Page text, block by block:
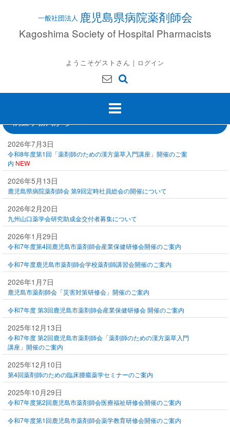
鹿児島県病院薬剤師会
Kagoshima Society of Hospital Pharmacists
ようこそゲストさん｜ ログイン
病薬事務局から
2026年7月3日
令和8年度第1回「薬剤師のための漢方薬草入門講座」開催のご案
内 NEW
2026年5月13日
鹿児島県病院薬剤師会 第9回定時社員総会の開催について
2026年2月20日
九州山口薬学会研究助成金交付者募集について
2026年1月29日
令和7年度第4回鹿児島市薬剤師会産業保健研修会開催のご案内
令和7年度鹿児島市薬剤師会学校薬剤師講習会開催のご案内
2026年1月7日
鹿児島市薬剤師会「災害対策研修会」開催のご案内
令和7年度 第3回鹿児島市薬剤師会産業保健研修会 開催のご案内
2025年12月13日
令和7年度 第2回鹿児島市薬剤師会「薬剤師のための漢方薬草入門
講座」開催のご案内
2025年12月10日
第4回薬剤師のための臨床腫瘍薬学セミナーのご案内
2025年10月29日
令和7年度第2回鹿児島市薬剤師会医療福祉研修会開催のご案内
令和7年度第1回鹿児島市薬剤師会薬学教育研修会開催のご案内